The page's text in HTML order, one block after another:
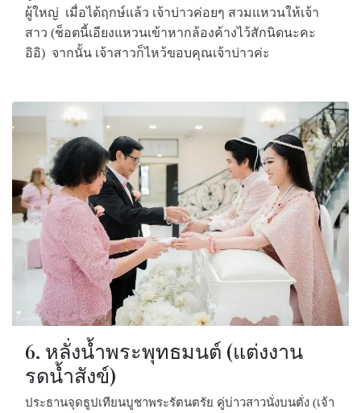
ผู้ใหญ่ เมื่อได้ฤกษ์แล้ว เจ้าบ่าวค่อยๆ สวมแหวนให้เจ้า
สาว (ช็อตนี้เอียงแหวนเข้าหากล้องค้างไว้สักนิดนะคะ
อิอิ) จากนั้น เจ้าสาวก็ไหว้ขอบคุณเจ้าบ่าวค่ะ
6. หลั่งน้ำพระพุทธมนต์ (แต่งงาน
รดน้ำสังข์)
ประธานจุดธูปเทียนบูชาพระรัตนตรัย คู่บ่าวสาวนั่งบนตั่ง (เจ้า